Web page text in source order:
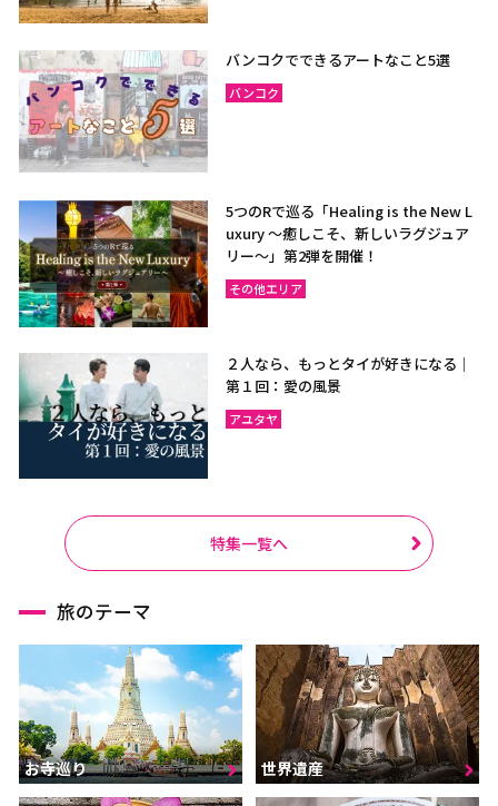
バンコクでできるアートなこと5選
バンコク
5つのRで巡る「Healing is the New L
uxury ～癒しこそ、新しいラグジュア
リー〜」第2弾を開催！
その他エリア
２人なら、もっとタイが好きになる｜
第１回：愛の風景
アユタヤ
特集一覧へ
旅のテーマ
お寺巡り 世界遺産